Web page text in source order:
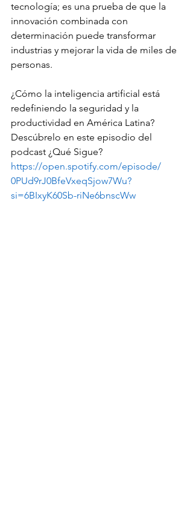
tecnología; es una prueba de que la
innovación combinada con
determinación puede transformar
industrias y mejorar la vida de miles de
personas.
¿Cómo la inteligencia artificial está
redefiniendo la seguridad y la
productividad en América Latina?
Descúbrelo en este episodio del
podcast ¿Qué Sigue?
https://open.spotify.com/episode/
0PUd9rJ0BfeVxeqSjow7Wu?
si=6BIxyK60Sb-riNe6bnscWw